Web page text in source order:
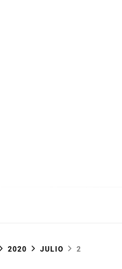
EL
2020 JULIO 2